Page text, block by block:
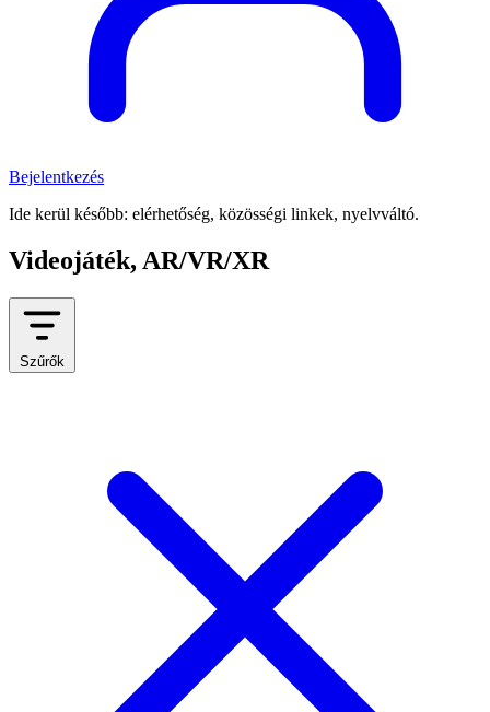
Bejelentkezés
Ide kerül később: elérhetőség, közösségi linkek, nyelvváltó.
Videojáték, AR/VR/XR
Szűrők